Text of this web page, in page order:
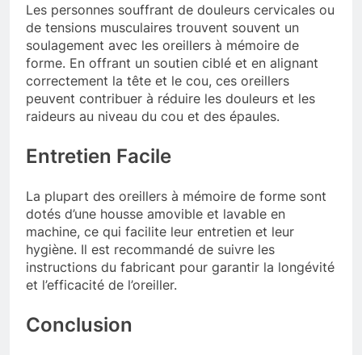
Les personnes souffrant de douleurs cervicales ou
de tensions musculaires trouvent souvent un
soulagement avec les oreillers à mémoire de
forme. En offrant un soutien ciblé et en alignant
correctement la tête et le cou, ces oreillers
peuvent contribuer à réduire les douleurs et les
raideurs au niveau du cou et des épaules.
Entretien Facile
La plupart des oreillers à mémoire de forme sont
dotés d’une housse amovible et lavable en
machine, ce qui facilite leur entretien et leur
hygiène. Il est recommandé de suivre les
instructions du fabricant pour garantir la longévité
et l’efficacité de l’oreiller.
Conclusion